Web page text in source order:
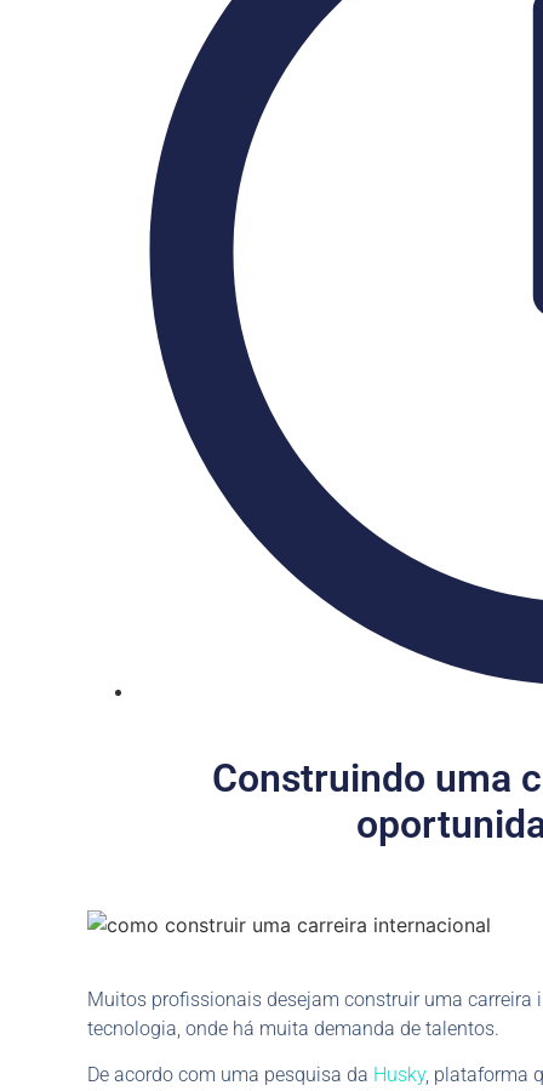
Construindo uma
Muitos profissionais desejam construir uma carreira
tecnologia, onde há muita demanda de talentos.
De acordo com uma pesquisa da Husky, plataforma